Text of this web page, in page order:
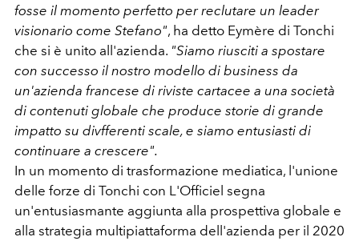
fosse il momento perfetto per reclutare un leader
visionario come Stefano", ha detto Eymère di Tonchi
che si è unito all'azienda. "Siamo riusciti a spostare
con successo il nostro modello di business da
un'azienda francese di riviste cartacee a una società
di contenuti globale che produce storie di grande
impatto su divfferenti scale, e siamo entusiasti di
continuare a crescere".
In un momento di trasformazione mediatica, l'unione
delle forze di Tonchi con L'Officiel segna
un'entusiasmante aggiunta alla prospettiva globale e
alla strategia multipiattaforma dell'azienda per il 2020